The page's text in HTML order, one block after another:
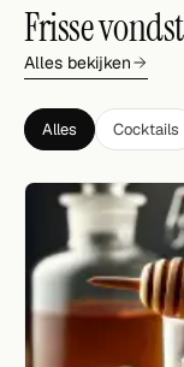
Frisse
Alles bekijken
Alles Cocktails